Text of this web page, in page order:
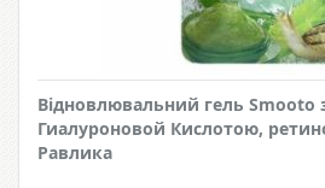
Відновлювальний гель Smooto
Гиалуроновой Кислотою,
Равлика